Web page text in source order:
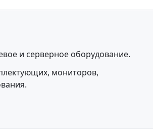
и серверное оборудование.
мониторов,